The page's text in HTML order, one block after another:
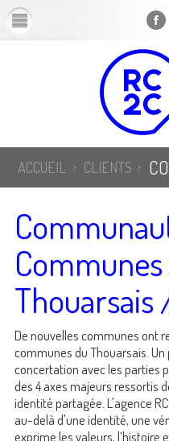
ACCUEIL CLIENTS
De nouvelles communes ont
communes du Thouarsais.
concertation avec les parties
des 4 axes majeurs ressortis
identité partagée. L'agence
au-delà d'une identité, une
exprime les valeurs, l’histoire